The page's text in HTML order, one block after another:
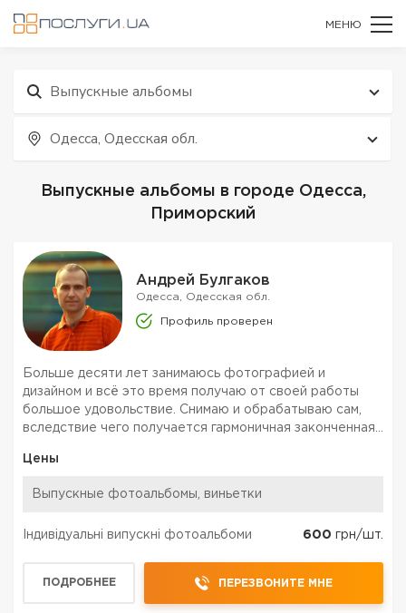
МЕНЮ
Выпускные альбомы
Одесса, Одесская обл.
Выпускные альбомы в городе Одесса,
Приморский
Андрей Булгаков
Одесса, Одесская обл.
Профиль проверен
Больше десяти лет занимаюсь фотографией и
дизайном и всё это время получаю от своей работы
большое удовольствие. Снимаю и обрабатываю сам,
вследствие чего получается гармоничная законченная
фотосъемка - фотосъемка банкетов и праздников -
Цены
Выпускные фотоальбомы, виньетки
Індивідуальні випускні фотоальбоми 600 грн/шт.
ПОДРОБНЕЕ ПЕРЕЗВОНИТЕ МНЕ